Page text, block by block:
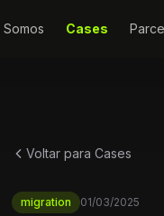
Somos Cases
Voltar para Cases
migration 01/03/2025